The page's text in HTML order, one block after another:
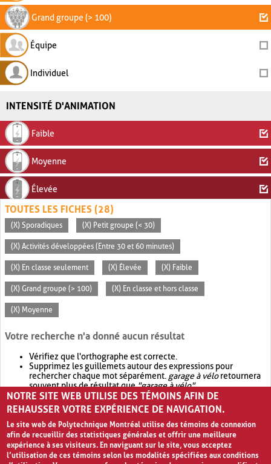
Grand groupe (> 100)
Équipe
Individuel
INTENSITÉ D'ANIMATION
Faible
Moyenne
Élevée
TOUTES LES FICHES (28)
(X) Sporadiques (X) Petit groupe (< 30)
(X) Activités développées (Entre 30 et 60 minutes)
(X) En classe seulement (X) Élevée (X) Faible
(X) Grand groupe (> 100) (X) En classe et hors classe
(X) Moyenne
Votre recherche n'a donné aucun résultat
Vérifiez que l'orthographe est correcte.
Supprimez les guillemets autour des expressions pour
rechercher chaque mot séparément. garage à véloretournera
souvent plus de résultat que"garage à vélo".
Envisagez d'élargir votre recherche avec OR.garage OR vélo
retournera souvent plus de résultat quegarage à vélo
NOTRE SITE WEB UTILISE DES TÉMOINS AFIN DE
REHAUSSER VOTRE EXPÉRIENCE DE NAVIGATION.
Le site web de Polytechnique Montréal utilise des témoins de connexion
afin de recueillir des statistiques générales et offrir une meilleure
expérience à ses visiteurs. En naviguant sur le site, vous acceptez
l’utilisation de ces témoins selon les modalités spécifiées aux conditions